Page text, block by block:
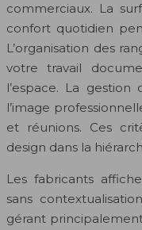
commerciaux. La
confort quotidien
L’organisation des
votre travail
l’espace. La
l’image
et réunions. Ces
design dans la
Les fabricants
sans
gérant